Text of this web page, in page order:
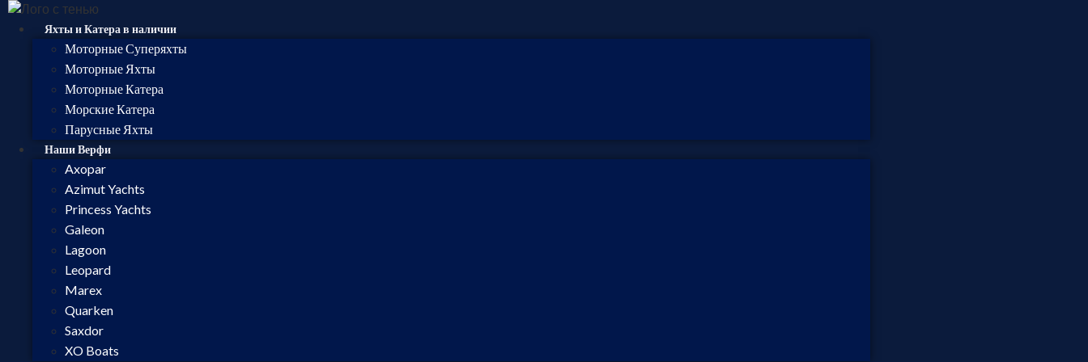
Яхты и Катера в наличии
Моторные Суперяхты
Моторные Яхты
Моторные Катера
Морские Катера
Парусные Яхты
Наши Верфи
Axopar
Azimut Yachts
Princess Yachts
Galeon
Lagoon
Leopard
Marex
Quarken
Saxdor
XO Boats